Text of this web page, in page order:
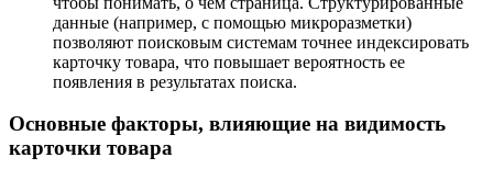
данные (например, с помощью микроразметки)
позволяют поисковым системам точнее индексировать
карточку товара, что повышает вероятность ее
появления в результатах поиска.
Основные факторы, влияющие на видимость
карточки товара